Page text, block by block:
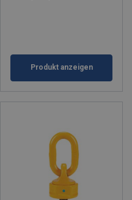
Produkt anzeigen